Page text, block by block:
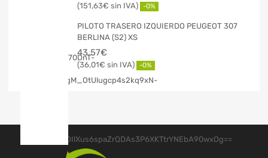
151,63€ -0%
PILOTO TRASERO IZQUIERDO PEUGEOT 307
BERLINA (S2) XS
43,57€
36,01€ -0%